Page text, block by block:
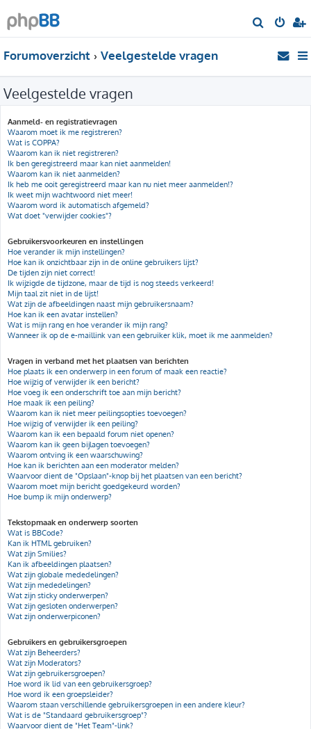
o
Forumoverzicht Veelgestelde vragen
Veelgestelde vragen
Aanmeld- en registratievragen
Waarom moet ik me registreren?
Wat is COPPA?
Waarom kan ik niet registreren?
Ik ben geregistreerd maar kan niet aanmelden!
Waarom kan ik niet aanmelden?
Ik heb me ooit geregistreerd maar kan nu niet meer aanmelden!?
Ik weet mijn wachtwoord niet meer!
Waarom word ik automatisch afgemeld?
Wat doet "verwijder cookies"?
Gebruikersvoorkeuren en instellingen
Hoe verander ik mijn instellingen?
Hoe kan ik onzichtbaar zijn in de online gebruikers lijst?
De tijden zijn niet correct!
Ik wijzigde de tijdzone, maar de tijd is nog steeds verkeerd!
Mijn taal zit niet in de lijst!
Wat zijn de afbeeldingen naast mijn gebruikersnaam?
Hoe kan ik een avatar instellen?
Wat is mijn rang en hoe verander ik mijn rang?
Wanneer ik op de e-maillink van een gebruiker klik, moet ik me aanmelden?
Vragen in verband met het plaatsen van berichten
Hoe plaats ik een onderwerp in een forum of maak een reactie?
Hoe wijzig of verwijder ik een bericht?
Hoe voeg ik een onderschrift toe aan mijn bericht?
Hoe maak ik een peiling?
Waarom kan ik niet meer peilingsopties toevoegen?
Hoe wijzig of verwijder ik een peiling?
Waarom kan ik een bepaald forum niet openen?
Waarom kan ik geen bijlagen toevoegen?
Waarom ontving ik een waarschuwing?
Hoe kan ik berichten aan een moderator melden?
Waarvoor dient de "Opslaan"-knop bij het plaatsen van een bericht?
Waarom moet mijn bericht goedgekeurd worden?
Hoe bump ik mijn onderwerp?
Tekstopmaak en onderwerp soorten
Wat is BBCode?
Kan ik HTML gebruiken?
Wat zijn Smilies?
Kan ik afbeeldingen plaatsen?
Wat zijn globale mededelingen?
Wat zijn mededelingen?
Wat zijn sticky onderwerpen?
Wat zijn gesloten onderwerpen?
Wat zijn onderwerpiconen?
Gebruikers en gebruikersgroepen
Wat zijn Beheerders?
Wat zijn Moderators?
Wat zijn gebruikersgroepen?
Hoe word ik lid van een gebruikersgroep?
Hoe word ik een groepsleider?
Waarom staan verschillende gebruikersgroepen in een andere kleur?
Wat is de "Standaard gebruikersgroep"?
Waarvoor dient de "Het Team"-link?